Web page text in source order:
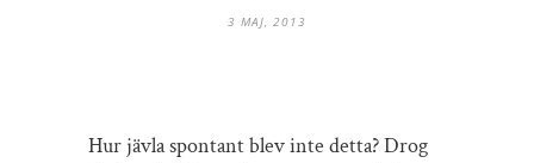
3 MAJ, 2013
Hur jävla spontant blev inte detta? Drog